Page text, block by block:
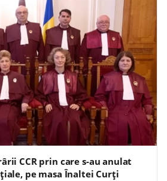
CCR prin care s-au anulat
pe masa Înaltei Curți